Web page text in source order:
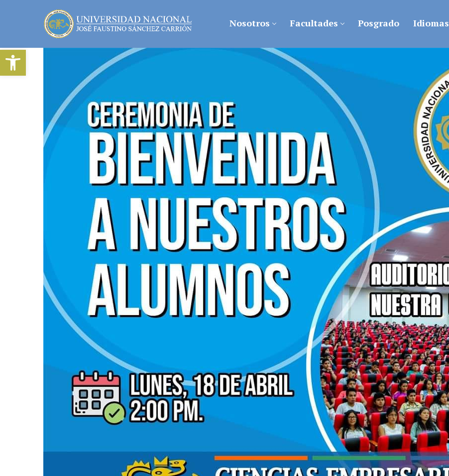
Abrir barra de herramientas
Nosotros Facultades Posgrado Idiomas